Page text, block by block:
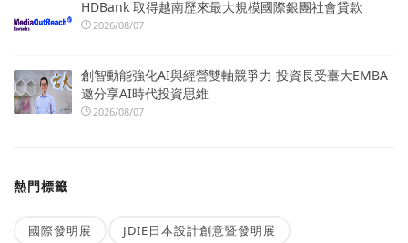
HDBank 取得越南歷來最大規模國際銀團社會貸款
2026/08/07
創智動能強化AI與經營雙軸競爭力 投資長受臺大EMBA
邀分享AI時代投資思維
2026/08/07
熱門標籤
國際發明展 JDIE日本設計創意暨發明展